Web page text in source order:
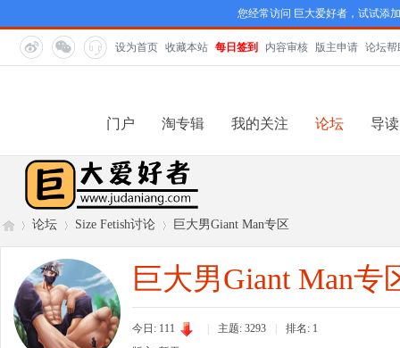
您经常访问 巨大爱好者，试试添
设为首页 收藏本站 每日签到 内容审核 版主申请 论坛帮
门户 淘专辑 我的关注 论坛 导读
»
论坛
›
Size Fetish讨论 巨大男Giant Man专区
巨大男Giant Man专
今日: 111 主题: 3293 排名: 1